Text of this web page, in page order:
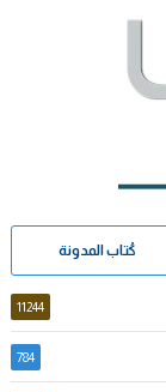
كُتاب المدونة
11244
784